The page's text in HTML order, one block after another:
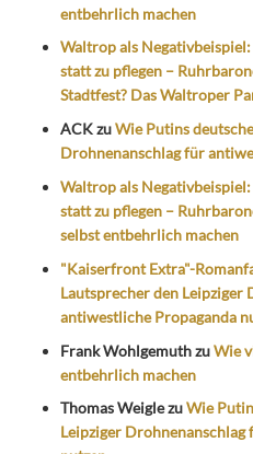
entbehrlich machen
Waltrop als
statt zu pflegen –
Stadtfest? Das Waltroper
ACKzuWie Putins
Drohnenanschlag für
Waltrop als
statt zu pflegen –
selbst entbehrlich machen
"Kaiserfront Extra"-
Lautsprecher den Leipziger
antiwestliche Propaganda
Frank WohlgemuthzuWie
entbehrlich machen
Thomas WeiglezuWie
Leipziger